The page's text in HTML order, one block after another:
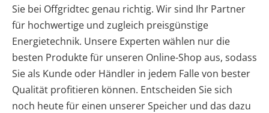
Sie bei Offgridtec genau richtig. Wir sind Ihr Partner
für hochwertige und zugleich preisgünstige
Energietechnik. Unsere Experten wählen nur die
besten Produkte für unseren Online-Shop aus, sodass
Sie als Kunde oder Händler in jedem Falle von bester
Qualität profitieren können. Entscheiden Sie sich
noch heute für einen unserer Speicher und das dazu